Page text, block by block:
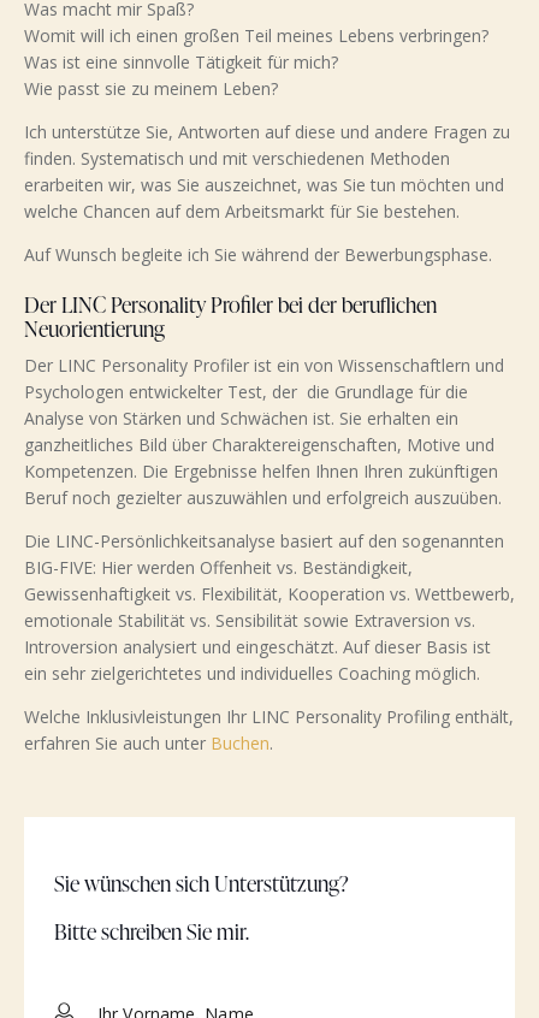
Was macht mir Spaß?
Womit will ich einen großen Teil meines Lebens verbringen?
Was ist eine sinnvolle Tätigkeit für mich?
Wie passt sie zu meinem Leben?
Ich unterstütze Sie, Antworten auf diese und andere Fragen zu
finden. Systematisch und mit verschiedenen Methoden
erarbeiten wir, was Sie auszeichnet, was Sie tun möchten und
welche Chancen auf dem Arbeitsmarkt für Sie bestehen.
Auf Wunsch begleite ich Sie während der Bewerbungsphase.
Der LINC Personality Profiler bei der beruflichen
Neuorientierung
Der LINC Personality Profiler ist ein von Wissenschaftlern und
Psychologen entwickelter Test, der die Grundlage für die
Analyse von Stärken und Schwächen ist. Sie erhalten ein
ganzheitliches Bild über Charaktereigenschaften, Motive und
Kompetenzen. Die Ergebnisse helfen Ihnen Ihren zukünftigen
Beruf noch gezielter auszuwählen und erfolgreich auszuüben.
Die LINC-Persönlichkeitsanalyse basiert auf den sogenannten
BIG-FIVE: Hier werden Offenheit vs. Beständigkeit,
Gewissenhaftigkeit vs. Flexibilität, Kooperation vs. Wettbewerb,
emotionale Stabilität vs. Sensibilität sowie Extraversion vs.
Introversion analysiert und eingeschätzt. Auf dieser Basis ist
ein sehr zielgerichtetes und individuelles Coaching möglich.
Welche Inklusivleistungen Ihr LINC Personality Profiling enthält,
erfahren Sie auch unter Buchen.
Sie wünschen sich Unterstützung?
Bitte schreiben Sie mir.